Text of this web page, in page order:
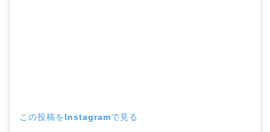
この投稿をInstagramで見る